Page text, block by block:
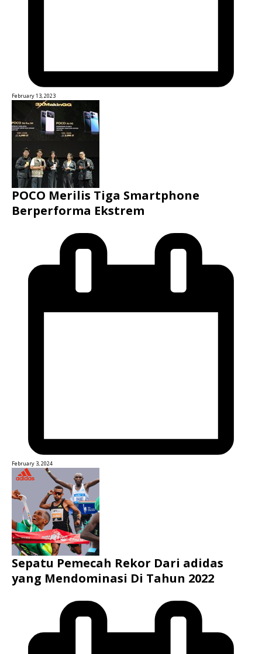
February 13, 2023
POCO Merilis Tiga Smartphone
Berperforma Ekstrem
February 3, 2024
Sepatu Pemecah Rekor Dari adidas
yang Mendominasi Di Tahun 2022